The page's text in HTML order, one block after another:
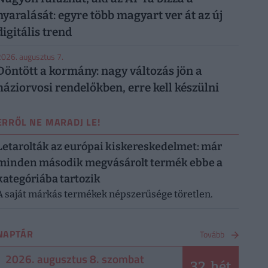
egyre több magyart ver át az új
trend
augusztus 7.
a kormány: nagy változás jön a
rendelőkben, erre kell készülni
NE MARADJ LE!
az európai kiskereskedelmet: már
második megvásárolt termék ebbe a
tartozik
saját márkás termékek népszerűsége töretlen.
Tovább
2026. augusztus 8. szombat